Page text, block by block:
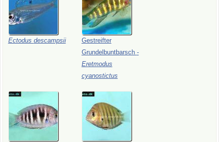
Ectodus descampsii
Gestreifter
Grundelbuntbarsch -
Eretmodus
cyanostictus